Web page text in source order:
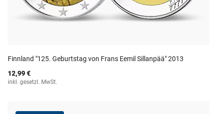
Finnland "125. Geburtstag von Frans Eemil Sillanpää" 2013
12,99 €
inkl. gesetzl. MwSt.